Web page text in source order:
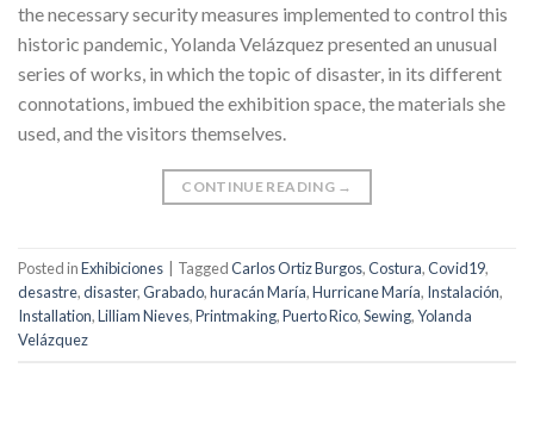
the necessary security measures implemented to control this
historic pandemic, Yolanda Velázquez presented an unusual
series of works, in which the topic of disaster, in its different
connotations, imbued the exhibition space, the materials she
used, and the visitors themselves.
CONTINUE READING →
Posted inExhibiciones TaggedCarlos Ortiz Burgos,Costura,Covid19,
desastre,disaster,Grabado,huracán María,Hurricane María, Instalación,
Installation,Lilliam Nieves,Printmaking,Puerto Rico,Sewing,Yolanda
Velázquez